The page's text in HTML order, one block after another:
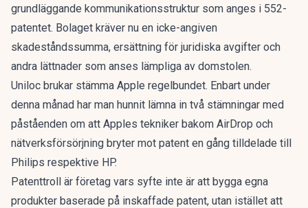
grundläggande kommunikationsstruktur som anges i 552-
patentet. Bolaget kräver nu en icke-angiven
skadeståndssumma, ersättning för juridiska avgifter och
andra lättnader som anses lämpliga av domstolen.
Uniloc brukar stämma Apple regelbundet. Enbart under
denna månad har man hunnit lämna in två stämningar med
påståenden om att Apples tekniker bakom AirDrop och
nätverksförsörjning bryter mot patent en gång tilldelade till
Philips respektive HP.
Patenttroll är företag vars syfte inte är att bygga egna
produkter baserade på inskaffade patent, utan istället att